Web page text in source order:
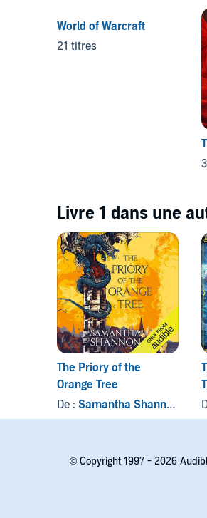
World of Warcraft
21 titres
Livre 1 dans une
The Priory of the
Orange Tree
De : Samantha Shannon
© Copyright 1997 - 2026